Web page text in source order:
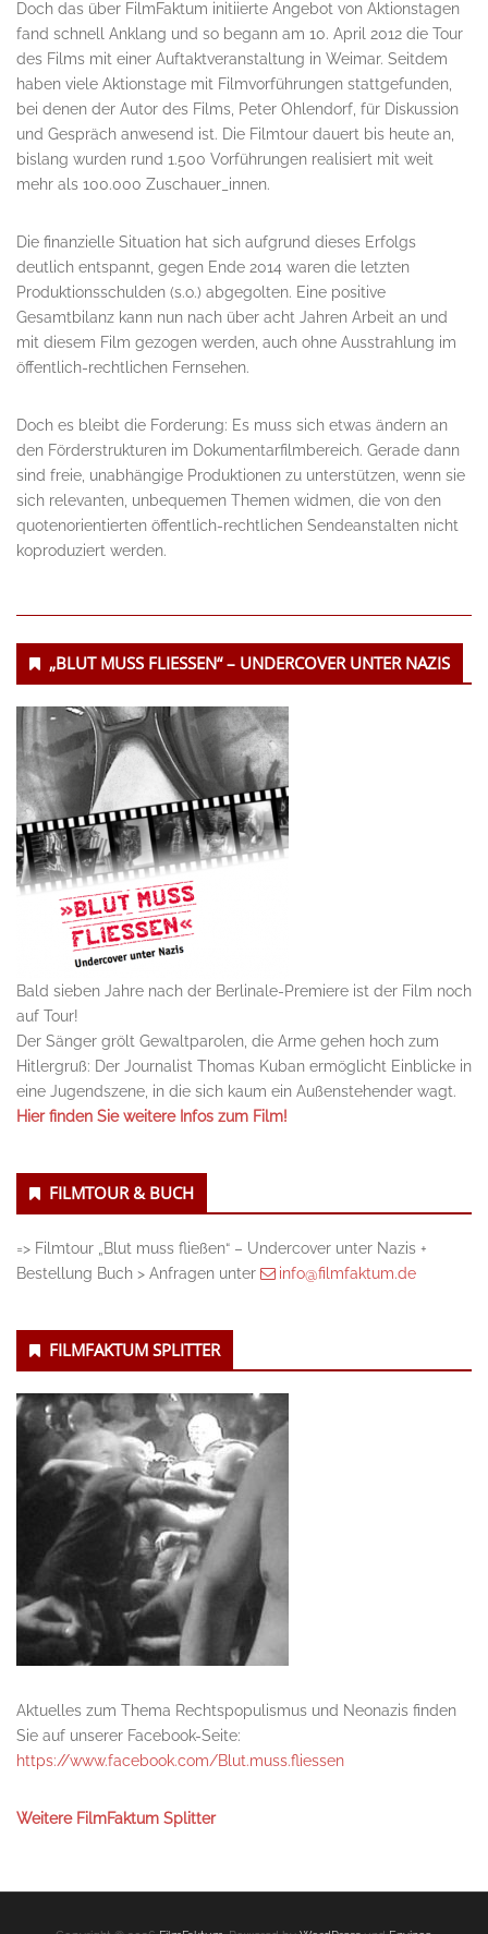
Doch das über FilmFaktum initiierte Angebot von Aktionstagen
fand schnell Anklang und so begann am 10. April 2012 die Tour
des Films mit einer Auftaktveranstaltung in Weimar. Seitdem
haben viele Aktionstage mit Filmvorführungen stattgefunden,
bei denen der Autor des Films, Peter Ohlendorf, für Diskussion
und Gespräch anwesend ist. Die Filmtour dauert bis heute an,
bislang wurden rund 1.500 Vorführungen realisiert mit weit
mehr als 100.000 Zuschauer_innen.
Die finanzielle Situation hat sich aufgrund dieses Erfolgs
deutlich entspannt, gegen Ende 2014 waren die letzten
Produktionsschulden (s.o.) abgegolten. Eine positive
Gesamtbilanz kann nun nach über acht Jahren Arbeit an und
mit diesem Film gezogen werden, auch ohne Ausstrahlung im
öffentlich-rechtlichen Fernsehen.
Doch es bleibt die Forderung: Es muss sich etwas ändern an
den Förderstrukturen im Dokumentarfilmbereich. Gerade dann
sind freie, unabhängige Produktionen zu unterstützen, wenn sie
sich relevanten, unbequemen Themen widmen, die von den
quotenorientierten öffentlich-rechtlichen Sendeanstalten nicht
koproduziert werden.
Untergeordnet
Seitenleiste
„BLUT MUSS FLIESSEN“ – UNDERCOVER UNTER NAZIS
Bald sieben Jahre nach der Berlinale-Premiere ist der Film noch
auf Tour!
Der Sänger grölt Gewaltparolen, die Arme gehen hoch zum
Hitlergruß: Der Journalist Thomas Kuban ermöglicht Einblicke in
eine Jugendszene, in die sich kaum ein Außenstehender wagt.
Hier finden Sie weitere Infos zum Film!
FILMTOUR & BUCH
=> Filmtour „Blut muss fließen“ – Undercover unter Nazis +
Bestellung Buch > Anfragen unter
info@filmfaktum.de
FILMFAKTUM SPLITTER
Aktuelles zum Thema Rechtspopulismus und Neonazis finden
Sie auf unserer Facebook-Seite:
https://www.facebook.com/Blut.muss.fliessen
Weitere FilmFaktum Splitter